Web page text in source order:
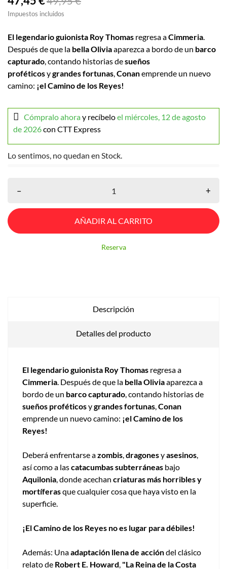
Impuestos incluidos
El legendario guionista Roy Thomas regresa aCimmeria.
Después de que la bella Oliviaaparezca a bordo de un barco
capturado, contando historias desueños
proféticosygrandes fortunas,Conanemprende un nuevo
camino: ¡el Camino de los Reyes!
Cómpralo ahoray recíbeloel miércoles, 12 de agosto
de 2026con CTT Express
Lo sentimos, no quedan en Stock.
– +
AÑADIR AL CARRITO
Reserva
Descripción
Detalles del producto
El legendario guionista Roy Thomas regresa a
Cimmeria. Después de que la bella Oliviaaparezca a
bordo de un barco capturado, contando historias de
sueños proféticosygrandes fortunas,Conan
emprende un nuevo camino: ¡el Camino de los
Reyes!
Deberá enfrentarse azombis,dragonesyasesinos,
así como a lascatacumbas subterráneas bajo
Aquilonia, donde acechan criaturas más horribles y
mortíferasque cualquier cosa que haya visto en la
superficie.
¡El Camino de los Reyes no es lugar para débiles!
Además: Unaadaptación llena de accióndel clásico
relato de Robert E. Howard, "La Reina de la Costa